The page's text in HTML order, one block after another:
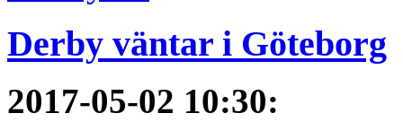
Derby väntar i Göteborg
2017-05-02 10:30: